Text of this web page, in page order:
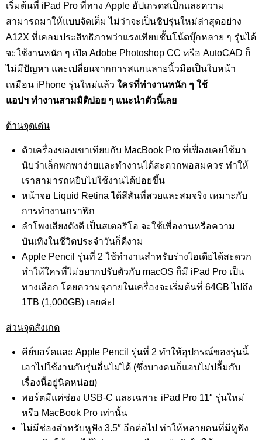
เริ่มต้นที่ iPad Pro ที่ทาง Apple อัปเกรดสเป็กและความ
สามารถมาให้แบบจัดเต็ม ไม่ว่าจะเป็นชิปรุ่นใหม่ล่าสุดอย่าง
A12X ที่เคลมประสิทธิภาพว่าแรงเทียบชั้นโน้ตบุ๊กหลาย ๆ รุ่นได้
จะใช้งานหนัก ๆ เปิด Adobe Photoshop CC หรือ AutoCAD ก็
ไม่มีปัญหา และเปลี่ยนจากการสแกนลายนิ้วมือเป็นใบหน้า
เหมือน iPhone รุ่นใหม่แล้ว ใครที่ทำงานหนัก ๆ ใช้
แอปฯ ทำงานสามมิติบ่อย ๆ แนะนำตัวนี้เลย
ด้านจุดเด่น
ตัวเครื่องของเขาเทียบกับ MacBook Pro ที่เฟื่องเคยใช้มา
นับว่าเล็กพกพาง่ายและทำงานได้สะดวกพอสมควร ทำให้
เราสามารถหยิบไปใช้งานได้บ่อยขึ้น
หน้าจอ Liquid Retina ได้สีสันที่สวยและสมจริง เหมาะกับ
การทำงานกราฟิก
ลำโพงเสียงดังดี เป็นสเตอริโอ จะใช้เพื่องานหรือความ
บันเทิงในชีวิตประจำวันก็ดีงาม
Apple Pencil รุ่นที่ 2 ใช้ทำงานสำหรับร่างไอเดียได้สะดวก
ทำให้ใครที่ไม่อยากปรับตัวกับ macOS ก็มี iPad Pro เป็น
ทางเลือก โดยความจุภายในเครื่องจะเริ่มต้นที่ 64GB ไปถึง
1TB (1,000GB) เลยค่ะ!
ส่วนจุดสังเกต
คีย์บอร์ดและ Apple Pencil รุ่นที่ 2 ทำให้อุปกรณ์ของรุ่นนี้
เอาไปใช้งานกับรุ่นอื่นไม่ได้ (ซึ่งบางคนก็แอบไม่ปลื้มกับ
เรื่องนี้อยู่นิดหน่อย)
พอร์ตมีแค่ช่อง USB-C และเฉพาะ iPad Pro 11″ รุ่นใหม่
หรือ MacBook Pro เท่านั้น
ไม่มีช่องสำหรับหูฟัง 3.5″ อีกต่อไป ทำให้หลายคนที่มีหูฟัง